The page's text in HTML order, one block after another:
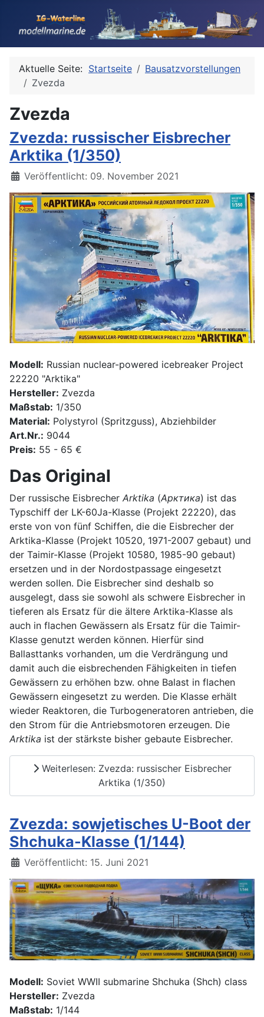
Aktuelle Seite: Startseite
Bausatzvorstellungen
Zvezda
Zvezda
Zvezda: russischer Eisbrecher
Arktika (1/350)
Details
Veröffentlicht: 09. November 2021
Modell: Russian nuclear-powered icebreaker Project
22220 "Arktika"
Hersteller: Zvezda
Maßstab: 1/350
Material: Polystyrol (Spritzguss), Abziehbilder
Art.Nr.: 9044
Preis: 55 - 65 €
Das Original
Der russische Eisbrecher Arktika (Арктика) ist das
Typschiff der LK-60Ja-Klasse (Projekt 22220), das
erste von von fünf Schiffen, die die Eisbrecher der
Arktika-Klasse (Projekt 10520, 1971-2007 gebaut) und
der Taimir-Klasse (Projekt 10580, 1985-90 gebaut)
ersetzen und in der Nordostpassage eingesetzt
werden sollen. Die Eisbrecher sind deshalb so
ausgelegt, dass sie sowohl als schwere Eisbrecher in
tieferen als Ersatz für die ältere Arktika-Klasse als
auch in flachen Gewässern als Ersatz für die Taimir-
Klasse genutzt werden können. Hierfür sind
Ballasttanks vorhanden, um die Verdrängung und
damit auch die eisbrechenden Fähigkeiten in tiefen
Gewässern zu erhöhen bzw. ohne Balast in flachen
Gewässern eingesetzt zu werden. Die Klasse erhält
wieder Reaktoren, die Turbogeneratoren antrieben, die
den Strom für die Antriebsmotoren erzeugen. Die
Arktika ist der stärkste bisher gebaute Eisbrecher.
Weiterlesen: Zvezda: russischer Eisbrecher
Arktika (1/350)
Zvezda: sowjetisches U-Boot der
Shchuka-Klasse (1/144)
Details
Veröffentlicht: 15. Juni 2021
Modell: Soviet WWII submarine Shchuka (Shch) class
Hersteller: Zvezda
Maßstab: 1/144